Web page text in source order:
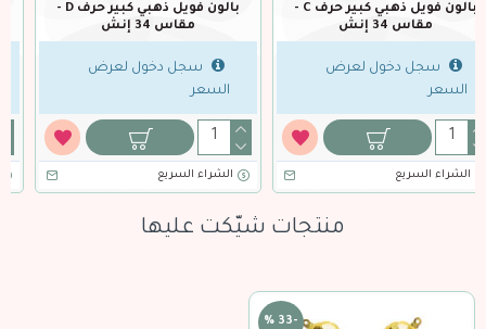
بالون فويل ذهبي كبير حرف D -
بالون فويل ذهبي كبير حرف E -
مقاس 34 إنش
سجل دخول لعرض
مقاس 34 إنش
سجل دخول لعرض
منتجات شيّكت عليها
-33 %